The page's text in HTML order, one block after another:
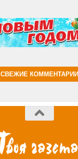
СВЕЖИЕ КОММЕНТАРИИ